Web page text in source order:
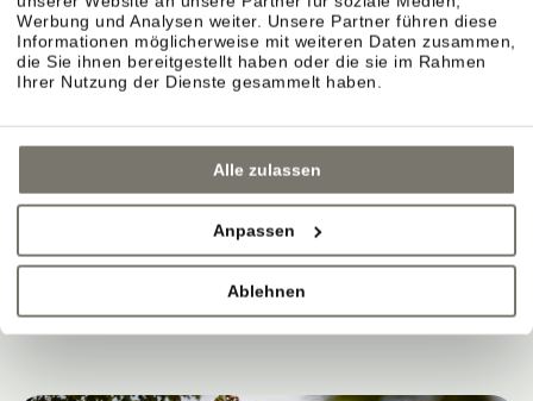
Werbung und Analysen weiter. Unsere Partner führen diese
Informationen möglicherweise mit weiteren Daten zusammen,
die Sie ihnen bereitgestellt haben oder die sie im Rahmen
Ihrer Nutzung der Dienste gesammelt haben.
Alle zulassen
Anpassen
Ablehnen
MANCHMAL REICHT DAS
AUS, UM SICH GUT ZU
FÜHLEN.
JETZT BUCHEN